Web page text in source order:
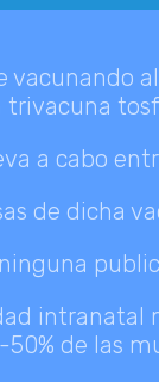
vacunando
trivacuna
a cabo
de dicha
intranatal
de las